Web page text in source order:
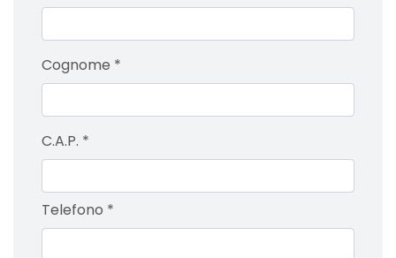
Cognome *
C.A.P. *
Telefono *